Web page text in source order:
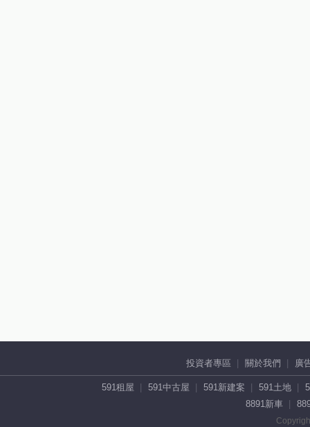
投資者專區 關於我們 廣
591租屋 591中古屋 591新建案 591土地
8891新車